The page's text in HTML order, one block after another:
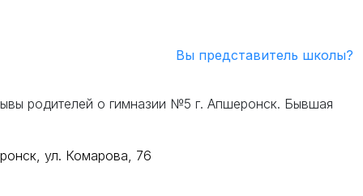
Вы представитель школы?
родителей о гимназии №5 г. Апшеронск. Бывшая
ул. Комарова, 76